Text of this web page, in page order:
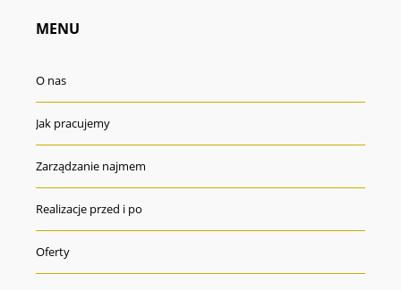
MENU
O nas
Jak pracujemy
Zarządzanie najmem
Realizacje przed i po
Oferty